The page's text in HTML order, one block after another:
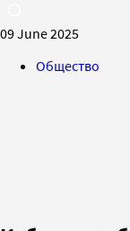
09 June 2025
Общество